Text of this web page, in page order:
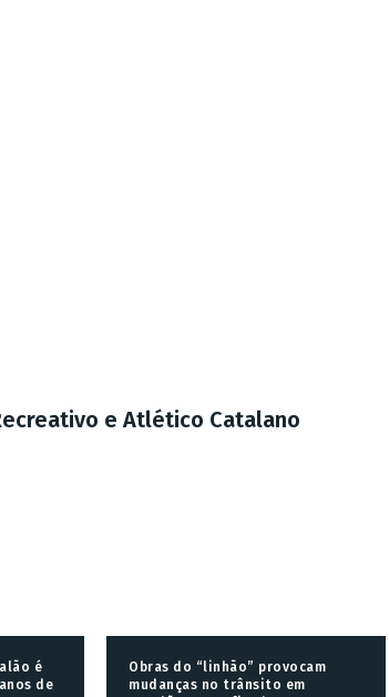
e Atlético Catalano
é
de
Obras do “linhão” provocam
mudanças no trânsito em